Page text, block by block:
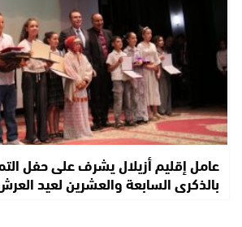
عامل إقليم أزيلال يشرف على حفل
بالذكرى السابعة والعشرين لعيد